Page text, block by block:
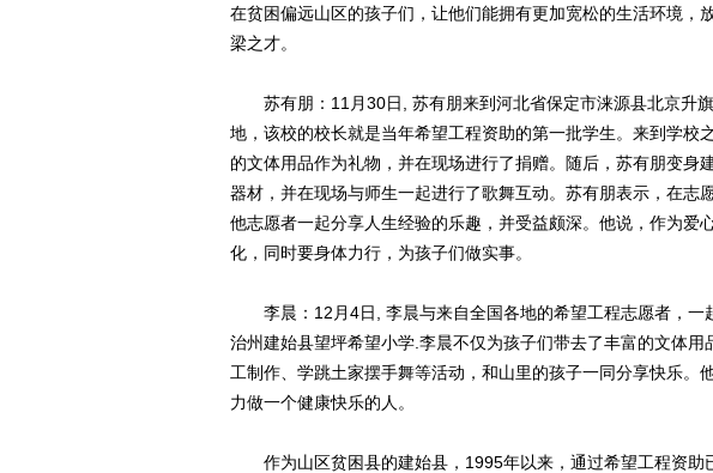
在贫困偏远山区的孩子们，让他们能拥有更加宽松的生活环境，
梁之才。
苏有朋：11月30日, 苏有朋来到河北省保定市涞源县北京升
地，该校的校长就是当年希望工程资助的第一批学生。来到学校
的文体用品作为礼物，并在现场进行了捐赠。随后，苏有朋变身
器材，并在现场与师生一起进行了歌舞互动。苏有朋表示，在志
他志愿者一起分享人生经验的乐趣，并受益颇深。他说，作为爱
化，同时要身体力行，为孩子们做实事。
李晨：12月4日, 李晨与来自全国各地的希望工程志愿者，一
治州建始县望坪希望小学.李晨不仅为孩子们带去了丰富的文体
工制作、学跳土家摆手舞等活动，和山里的孩子一同分享快乐。
力做一个健康快乐的人。
作为山区贫困县的建始县，1995年以来，通过希望工程资助